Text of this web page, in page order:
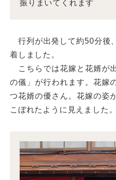
振りまいてくれます
行列が出発して約50分後
着しました。
こちらでは花嫁と花婿が
の儀」が行われます。花嫁
つ花婿の優さん。花嫁の姿
こぼれたように見えました。